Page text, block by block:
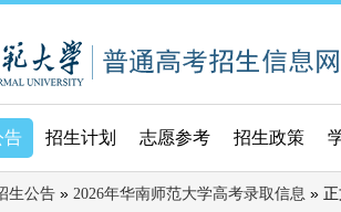
告 招生计划 志愿参考 招生政策
生公告 » 2026年华南师范大学高考录取信息 »